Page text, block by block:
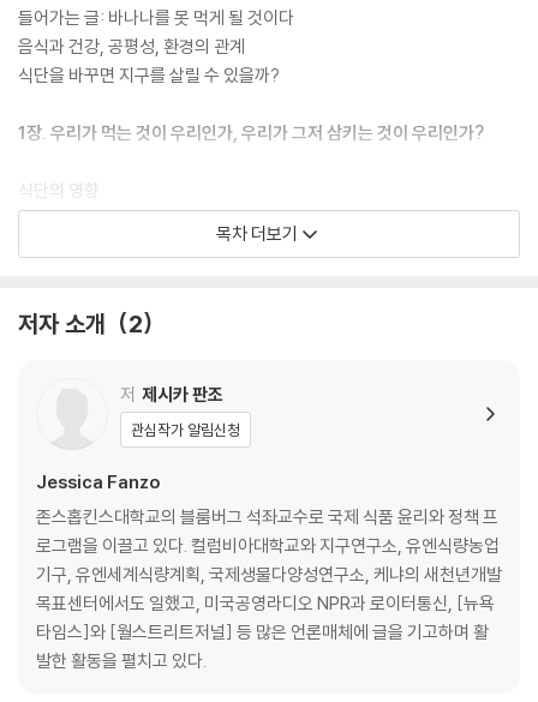
들어가는 글: 바나나를 못 먹게 될 것이다
음식과 건강, 공평성, 환경의 관계
식단을 바꾸면 지구를 살릴 수 있을까?
1장. 우리가 먹는 것이 우리인가, 우리가 그저 삼키는 것이 우리인가?
식단의 영향
[가공식품은 몸에 나쁜가?]
유년기 영양부족
비만과 영양부족의 이중부담
미량영양소 결핍
사회적 규범과 문화적 전통
2장. 캄보디아에서 카레를 요리하면 텍사스에서 토네이도가 발생할까?
쌍방향 관계
농업의 산업화
변화하는 농업경관과 변화하는 식단
지구온난화
목차 더보기
저자 소개 2
저 제시카 판조
관심작가 알림신청
Jessica Fanzo
존스홉킨스대학교의 블룸버그 석좌교수로 국제 식품 윤리와 정책 프
로그램을 이끌고 있다. 컬럼비아대학교와 지구연구소, 유엔식량농업
기구, 유엔세계식량계획, 국제생물다양성연구소, 케냐의 새천년개발
목표센터에서도 일했고, 미국공영라디오 NPR과 로이터통신, [뉴욕
타임스]와 [월스트리트저널] 등 많은 언론매체에 글을 기고하며 활
발한 활동을 펼치고 있다.